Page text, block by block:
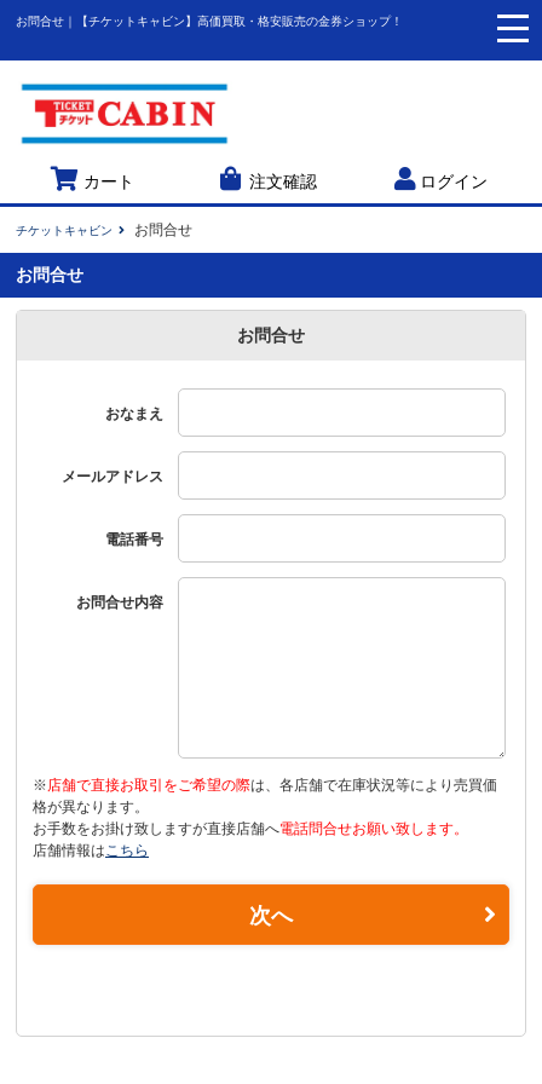
お問合せ｜【チケットキャビン】高価買取・格安販売の金券ショップ！
カート 注文確認 ログイン
チケットキャビン お問合せ
お問合せ
お問合せ
おなまえ
メールアドレス
電話番号
お問合せ内容
※ 店舗で直接お取引をご希望の際は、各店舗で在庫状況等により売買価
格が異なります。
お手数をお掛け致しますが直接店舗へ電話問合せお願い致します。
店舗情報は こちら
次へ